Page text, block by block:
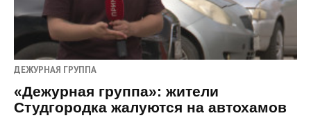
ДЕЖУРНАЯ ГРУППА
«Дежурная группа»: жители
Студгородка жалуются на автохамов